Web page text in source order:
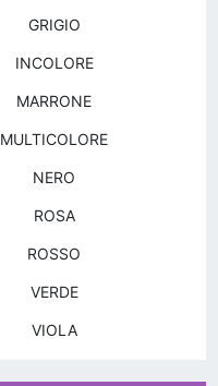
GRIGIO
INCOLORE
MARRONE
MULTICOLORE
NERO
ROSA
ROSSO
VERDE
VIOLA